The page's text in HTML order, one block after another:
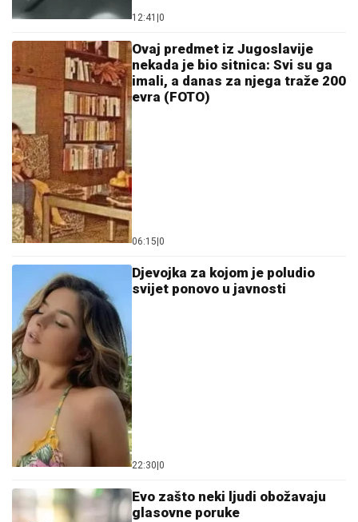
12:41 0
Ovaj predmet iz Jugoslavije
nekada je bio sitnica: Svi su ga
imali, a danas za njega traže 200
evra (FOTO)
06:15 0
Djevojka za kojom je poludio
svijet ponovo u javnosti
22:30 0
Evo zašto neki ljudi obožavaju
glasovne poruke